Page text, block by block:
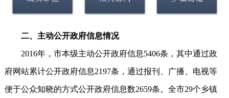
二、主动公开政府信息情况
2016年，市本级主动公开政府信息5406条，其中通过政
府网站累计公开政府信息2197条，通过报刊、广播、电视等
便于公众知晓的方式公开政府信息数2659条。全市29个乡镇